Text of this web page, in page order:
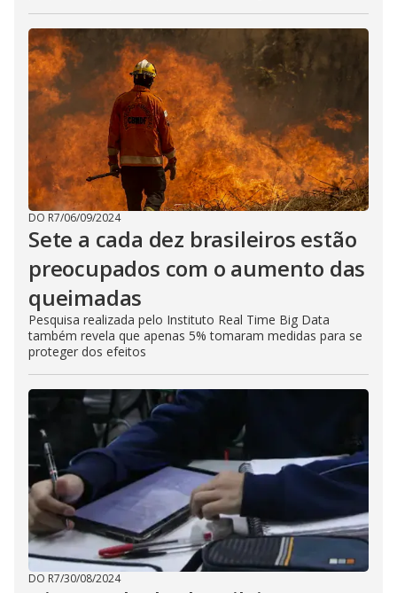
DO R7/06/09/2024
Sete a cada dez brasileiros estão
preocupados com o aumento das
queimadas
Pesquisa realizada pelo Instituto Real Time Big Data
também revela que apenas 5% tomaram medidas para se
proteger dos efeitos
DO R7/30/08/2024